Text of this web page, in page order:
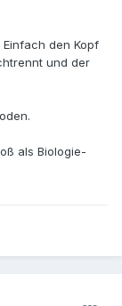
den Kopf
und der
als Biologie-